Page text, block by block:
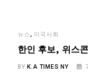
뉴스, 미국사회
한인 후보, 위스
BY K.A TIMES NY